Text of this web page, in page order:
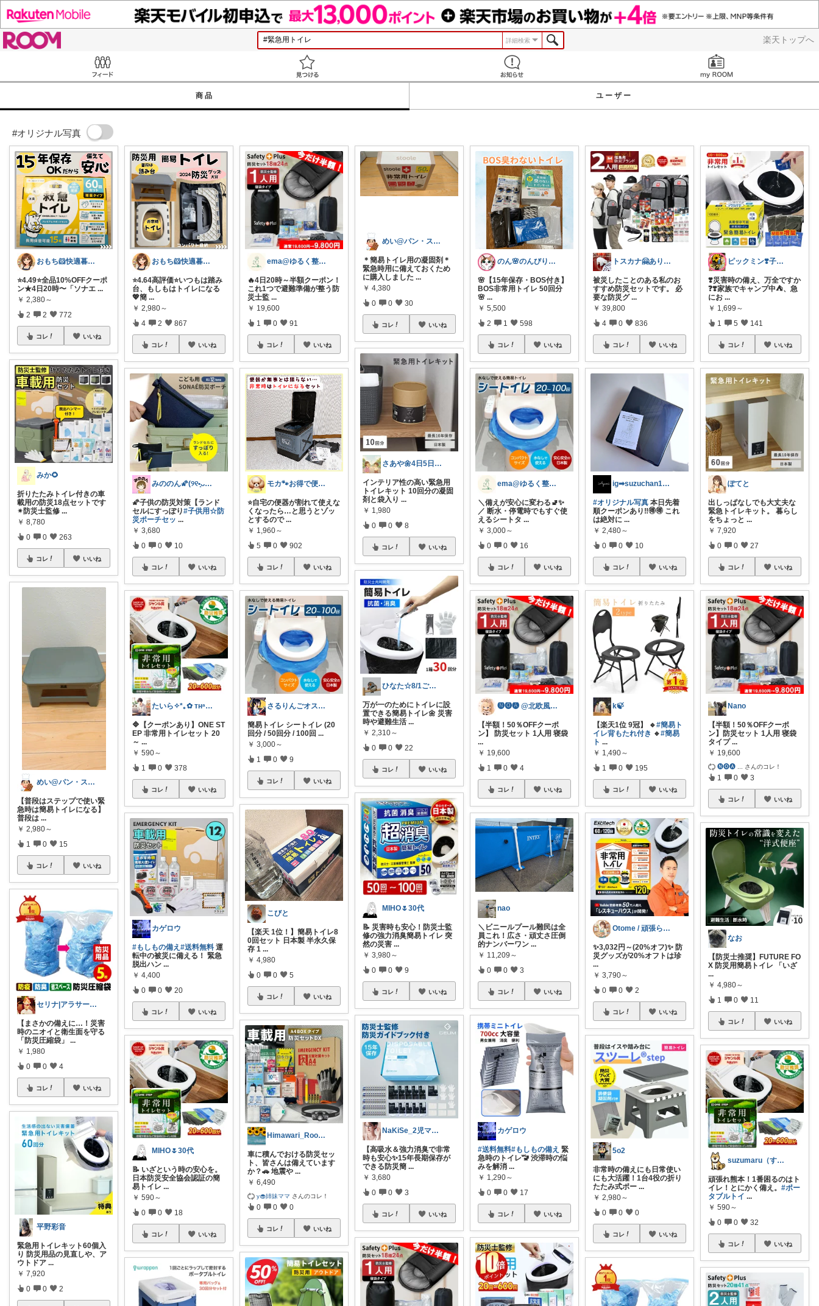
楽天トップへ
詳細検索
商品 ユーザー
#オリジナル写真
おもち🐹快適暮らし🌸オリ写🪴
⭐️4.49⭐️全品10%OFFクーポ
ン★4日20時〜「ソナエ ...
￥ 2,380～
2 2 772
コレ いいね
みか🌻
折りたたみトイレ付きの車
載用の防災18点セットです
✴防災士監修 ...
￥ 8,780
0 0 263
コレ いいね
めい@パン・スイーツ・絵本・子どもグッズ
【普段はステップで使い緊
急時は簡易トイレになる】
普段は ...
￥ 2,980～
1 0 15
コレ いいね
セリナ|アラサーひとり暮らしの愛用品🏠
【まさかの備えに…！災害
時のニオイと衛生面を守る
「防災圧縮袋」
...
￥ 1,980
0 0 4
コレ いいね
平野彩音
緊急用トイレキット60個入
り 防災用品の見直しや、ア
ウトドア ...
￥ 7,920
0 0 2
おもち🐹快適暮らし🌸オリ写🪴
⭐️4.64高評価⭐️いつもは踏み
台、もしもはトイレになる
💖簡 ...
￥ 2,980～
4 2 867
コレ いいね
みののん🌠(୨୧•͈ᴗ•͈)感謝♡
🌠子供の防災対策【ランド
セルにすっぽり#子供用☆防
災ポーチセッ ...
￥ 3,680
0 0 10
コレ いいね
たいら✧*｡✿ ᴛʜᵃⁿᵏ ʸᵒᵘ✧˖°
🔷【クーポンあり】ONE ST
EP 非常用トイレセット 20
～ ...
￥ 590～
1 0 378
コレ いいね
カゲロウ
#もしもの備え#送料無料 運
転中の被災に備える！ 緊急
脱出ハン ...
￥ 4,400
0 0 20
コレ いいね
MIHO🌷30代
📝 いざという時の安心を。
日本防災安全協会認証の簡
易トイレ ...
￥ 590～
0 0 18
コレ いいね
ema@ゆるく整う暮らし
🔥4日20時～半額クーポン！
これ1つで避難準備が整う防
災士監 ...
￥ 19,600
1 0 91
コレ いいね
モカ🐾お得で便利💛犬とのおうち時間
⭐️自宅の便器が割れて使えな
くなったら…と思うとゾッ
とするので ...
￥ 1,960～
5 0 902
コレ いいね
さるりんごオススメちょっとしたプレゼント
簡易トイレ シートイレ (20
回分 / 50回分 / 100回 ...
￥ 3,000～
1 0 9
コレ いいね
こびと
【楽天 1位！】簡易トイレ8
0回セット 日本製 半永久保
存 1 ...
￥ 4,980
0 0 5
コレ いいね
Himawari_Room1
車に積んでおける防災セッ
ト、皆さんは備えています
か？🚗 地震や ...
￥ 6,490
y🧁姉妹ママ さんのコレ！
0 0 0
コレ いいね
めい@パン・スイーツ・絵本・子どもグッズ
＊簡易トイレ用の凝固剤＊
緊急時用に備えておくため
に購入しました ...
￥ 4,380
0 0 30
コレ いいね
さあや🌼4日5日有難うございます
インテリア性の高い緊急用
トイレキット 10回分の凝固
剤と袋入り ...
￥ 1,980
0 0 8
コレ いいね
ひなた☆8/1ご購入感謝です❤️
万が一のためにトイレに設
置できる簡易トイレ🌼 災害
時や避難生活 ...
￥ 2,310～
0 0 22
コレ いいね
MIHO🌷30代
📝 災害時も安心！防災士監
修の強力消臭簡易トイレ 突
然の災害 ...
￥ 3,980～
0 0 9
コレ いいね
NaKiSe_2児ママ🌸訪問感謝です
【高吸水＆強力消臭で非常
時も安心✨15年長期保存が
できる防災簡 ...
￥ 3,680
0 0 3
コレ いいね
のん🌸のんびり生活✨
🌸【15年保存・BOS付き】
BOS非常用トイレ 50回分
🌸 ...
￥ 5,500
2 1 598
コレ いいね
ema@ゆるく整う暮らし
＼備えが安心に変わる🚽✨
／ 断水・停電時でもすぐ使
えるシートタ ...
￥ 3,000～
0 0 16
コレ いいね
🅝🅞🅐 @北欧風とシンプル雑貨🌼
【半額！50％OFFクーポ
ン】 防災セット 1人用 寝袋
...
￥ 19,600
1 0 4
コレ いいね
nao
＼ビニールプール難民は全
員これ！広さ・頑丈さ圧倒
的ナンバーワン ...
￥ 11,209～
0 0 3
コレ いいね
カゲロウ
#送料無料#もしもの備え 緊
急時のトイレ🚾 渋滞時の悩
みを解消 ...
￥ 1,290～
0 0 17
コレ いいね
トスカナ🤗ありがとうございます💕
被災したことのある私のお
すすめ防災セットです。 必
要な防災グ ...
￥ 39,800
4 0 836
コレ いいね
ig➡︎suzuchan1206
#オリジナル写真 本日先着
順クーポンあり‼️🉐🉐 これ
は絶対に ...
￥ 2,480～
0 0 10
コレ いいね
k🍃
【楽天1位 9冠】 🔹#簡易ト
イレ背もたれ付き 🔹#簡易
ト ...
￥ 1,490～
1 0 195
コレ いいね
Otome / 頑張らない備蓄術📦
✨3,032円～(20%オフ)✨ 防
災グッズが20%オフトは珍
...
￥ 3,790～
0 0 2
コレ いいね
5o2
非常時の備えにも日常使い
にも大活躍！1台4役の折り
たたみ式ポー ...
￥ 2,980～
0 0 0
コレ いいね
ピックミン❣️子育てパパママ応援グッズ
❣️災害時の備え、万全ですか
❓❣️家族でキャンプ中⛺️、急
にお ...
￥ 1,699～
1 5 141
コレ いいね
ぽてと
出しっぱなしでも大丈夫な
緊急トイレキット。 暮らし
をちょっと ...
￥ 7,920
0 0 27
コレ いいね
Nano
【半額！50％OFFクーポ
ン】防災セット 1人用 寝袋
タイプ...
￥ 19,600
🅝🅞🅐 さんのコレ！
1 0 3
コレ いいね
なお
【防災士推奨】FUTURE FO
X 防災用簡易トイレ 「いざ
...
￥ 4,980～
1 0 11
コレ いいね
suzumaru（すずまる）
頑張れ熊本！1番困るのはト
イレ！とにかく備え。#ポー
タブルトイ ...
￥ 590～
0 0 32
コレ いいね